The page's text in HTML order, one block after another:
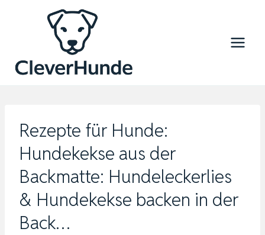
Rezepte für Hunde:
Hundekekse aus der
Backmatte: Hundeleckerlies
& Hundekekse backen in der
Back…